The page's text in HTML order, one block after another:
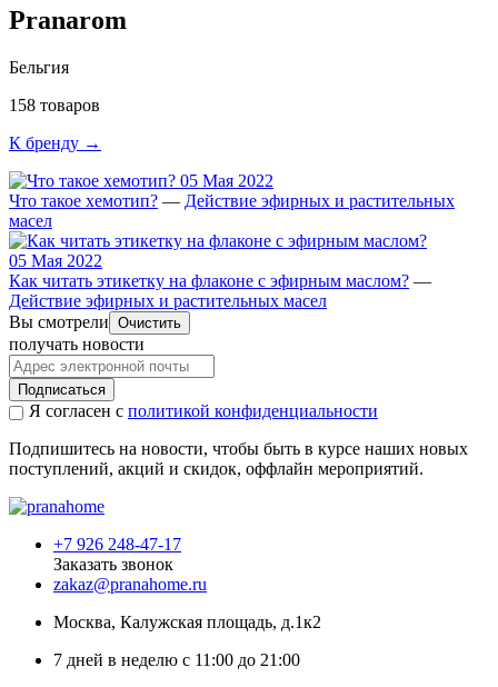
Pranarom
Бельгия
158 товаров
К бренду →
05 Мая 2022
Что такое хемотип? — Действие эфирных и растительных
масел
05 Мая 2022
Как читать этикетку на флаконе с эфирным маслом? —
Действие эфирных и растительных масел
Вы смотрели Очистить
получать новости
Подписаться
Я согласен с политикой конфиденциальности
Подпишитесь на новости, чтобы быть в курсе наших новых
поступлений, акций и скидок, оффлайн мероприятий.
+7 926 248-47-17
Заказать звонок
zakaz@pranahome.ru
Москва, Калужская площадь, д.1к2
7 дней в неделю с 11:00 до 21:00